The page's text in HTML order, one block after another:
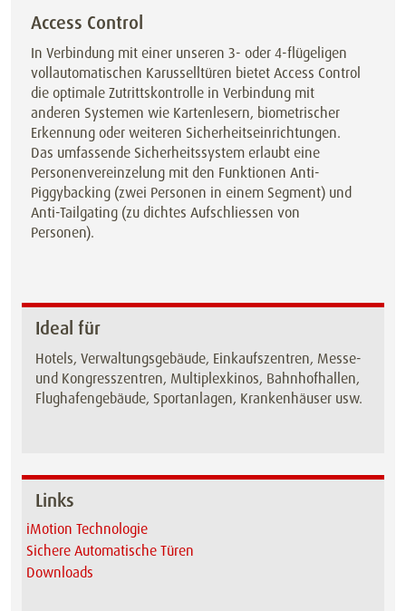
Access Control
In Verbindung mit einer unseren 3- oder 4-flügeligen
vollautomatischen Karusselltüren bietet Access Control
die optimale Zutrittskontrolle in Verbindung mit
anderen Systemen wie Kartenlesern, biometrischer
Erkennung oder weiteren Sicherheitseinrichtungen.
Das umfassende Sicherheitssystem erlaubt eine
Personenvereinzelung mit den Funktionen Anti-
Piggybacking (zwei Personen in einem Segment) und
Anti-Tailgating (zu dichtes Aufschliessen von
Personen).
Ideal für
Hotels, Verwaltungsgebäude, Einkaufszentren, Messe-
und Kongresszentren, Multiplexkinos, Bahnhofhallen,
Flughafengebäude, Sportanlagen, Krankenhäuser usw.
Links
iMotion Technologie
Sichere Automatische Türen
Downloads